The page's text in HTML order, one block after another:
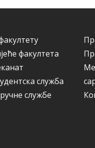
факултета
служба
службе